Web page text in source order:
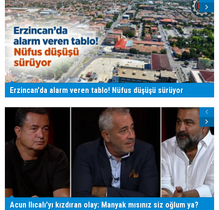
Erzincan'da alarm veren tablo! Nüfus düşüşü sürüyor
Acun Ilıcalı'yı kızdıran olay: Manyak mısınız siz oğlum ya?